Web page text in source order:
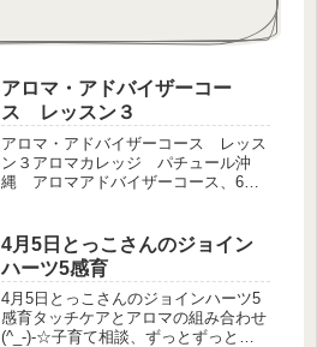
アロマ・アドバイザーコー
ス レッスン３
アロマ・アドバイザーコース レッス
ン３アロマカレッジ パチュール沖
縄 アロマアドバイザーコース、6月
びました。 肌へのダメージは様々な
要因があります皮膚は体全体を覆い、
全身...
4月5日とっこさんのジョイン
ハーツ5感育
4月5日とっこさんのジョインハーツ5
感育タッチケアとアロマの組み合わせ
(^_-)-☆子育て相談、ずっとずっと何